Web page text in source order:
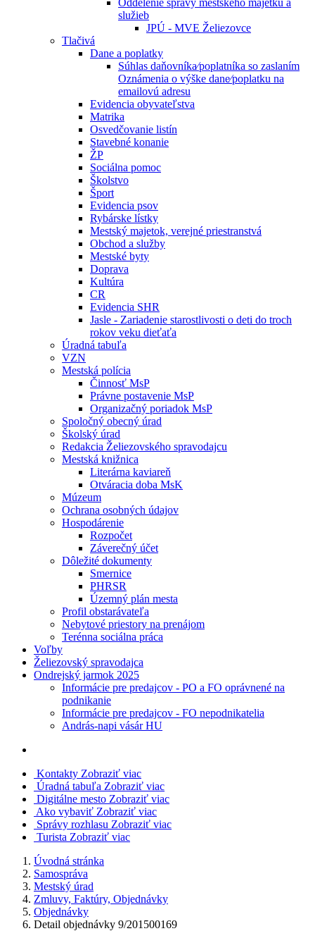
Oddelenie správy mestského majetku a
služieb
JPÚ - MVE Želiezovce
Tlačivá
Dane a poplatky
Súhlas daňovníka⁄poplatníka so zaslaním
Oznámenia o výške dane⁄poplatku na
emailovú adresu
Evidencia obyvateľstva
Matrika
Osvedčovanie listín
Stavebné konanie
ŽP
Sociálna pomoc
Školstvo
Šport
Evidencia psov
Rybárske lístky
Mestský majetok, verejné priestranstvá
Obchod a služby
Mestské byty
Doprava
Kultúra
CR
Evidencia SHR
Jasle - Zariadenie starostlivosti o deti do troch
rokov veku dieťaťa
Úradná tabuľa
VZN
Mestská polícia
Činnosť MsP
Právne postavenie MsP
Organizačný poriadok MsP
Spoločný obecný úrad
Školský úrad
Redakcia Želiezovského spravodajcu
Mestská knižnica
Literárna kaviareň
Otváracia doba MsK
Múzeum
Ochrana osobných údajov
Hospodárenie
Rozpočet
Záverečný účet
Dôležité dokumenty
Smernice
PHRSR
Územný plán mesta
Profil obstarávateľa
Nebytové priestory na prenájom
Terénna sociálna práca
Voľby
Želiezovský spravodajca
Ondrejský jarmok 2025
Informácie pre predajcov - PO a FO oprávnené na
podnikanie
Informácie pre predajcov - FO nepodnikatelia
András-napi vásár HU
Kontakty Zobraziť viac
Úradná tabuľa Zobraziť viac
Digitálne mesto Zobraziť viac
Ako vybaviť Zobraziť viac
Správy rozhlasu Zobraziť viac
Turista Zobraziť viac
Úvodná stránka
Samospráva
Mestský úrad
Zmluvy, Faktúry, Objednávky
Objednávky
Detail objednávky 9/201500169